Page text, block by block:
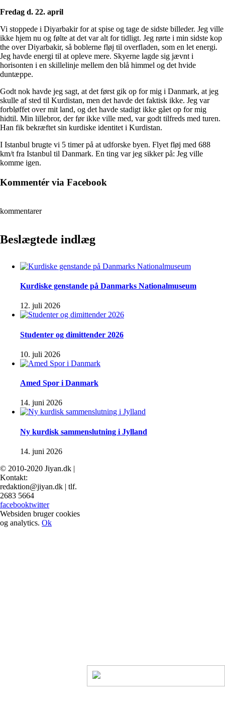
Fredag d. 22. april
Vi stoppede i Diyarbakir for at spise og tage de sidste billeder. Jeg ville
ikke hjem nu og følte at det var alt for tidligt. Jeg rørte i min sidste kop
the over Diyarbakir, så boblerne fløj til overfladen, som en let energi.
Jeg havde energi til at opleve mere. Skyerne lagde sig jævnt i
horisonten i en skillelinje mellem den blå himmel og det hvide
duntæppe.
Godt nok havde jeg sagt, at det først gik op for mig i Danmark, at jeg
skulle af sted til Kurdistan, men det havde det faktisk ikke. Jeg var
forbløffet over mit land, og det havde stadigt ikke gået op for mig
hidtil. Min lillebror, der før ikke ville med, var godt tilfreds med turen.
Han fik bekræftet sin kurdiske identitet i Kurdistan.
I Istanbul brugte vi 5 timer på at udforske byen. Flyet fløj med 688
km/t fra Istanbul til Danmark. En ting var jeg sikker på: Jeg ville
komme igen.
Kommentér via Facebook
kommentarer
Beslægtede indlæg
Kurdiske genstande på Danmarks Nationalmuseum
12. juli 2026
Studenter og dimittender 2026
10. juli 2026
Amed Spor i Danmark
14. juni 2026
Ny kurdisk sammenslutning i Jylland
14. juni 2026
© 2010-2020 Jiyan.dk |
Kontakt:
redaktion@jiyan.dk | tlf.
2683 5664
facebooktwitter
Websiden bruger cookies
og analytics. Ok